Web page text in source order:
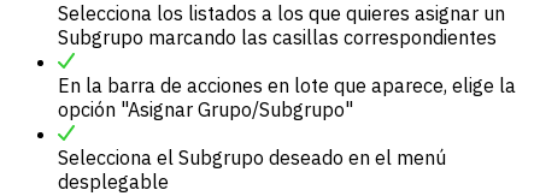
Selecciona los listados a los que quieres asignar un
Subgrupo marcando las casillas correspondientes
En la barra de acciones en lote que aparece, elige la
opción "Asignar Grupo/Subgrupo"
Selecciona el Subgrupo deseado en el menú
desplegable